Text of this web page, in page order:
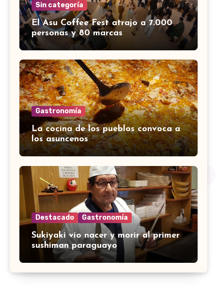
Sin categoría
El Asu Coffee Fest atrajo a 7.000
personas y 80 marcas
Gastronomía
La cocina de los pueblos convoca a
los asuncenos
Destacado Gastronomía
Sukiyaki vio nacer y morir al primer
sushiman paraguayo